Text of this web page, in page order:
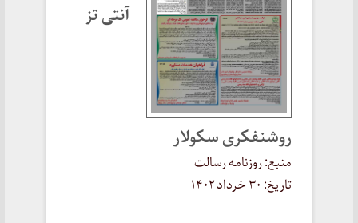
آنتی‌ تز
روشنفکری سکولار
منبع: روزنامه رسالت
تاریخ: ۳۰ خرداد ۱۴۰۲